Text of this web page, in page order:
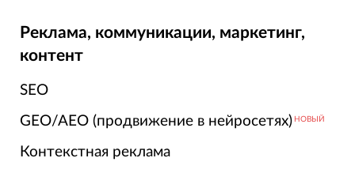
Реклама, коммуникации, маркетинг,
контент
SEO
GEO/AEO (продвижение в нейросетях) НОВЫЙ
Контекстная реклама